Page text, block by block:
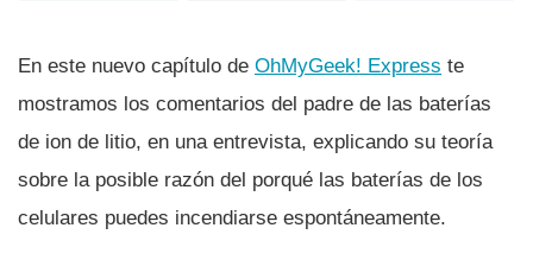
En este nuevo capí­tulo de OhMyGeek! Express te
mostramos los comentarios del padre de las baterí­as
de ion de litio, en una entrevista, explicando su teorí­a
sobre la posible razón del porqué las baterí­as de los
celulares puedes incendiarse espontáneamente.